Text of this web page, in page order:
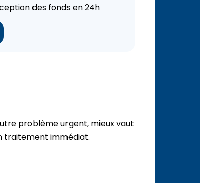
des fonds en 24h
problème urgent, mieux vaut
traitement immédiat.